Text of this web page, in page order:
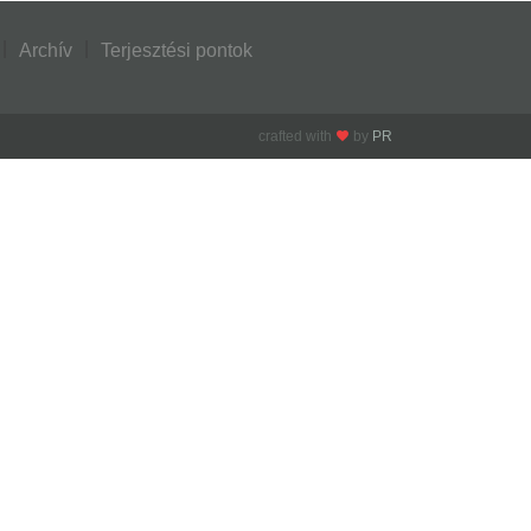
Archív Terjesztési pontok
crafted with by PR